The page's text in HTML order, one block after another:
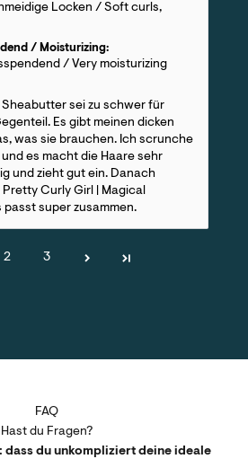
Locken / Soft curls,
/ Moisturizing:
/ Very moisturizing
Sheabutter sei zu schwer für
Es gibt meinen dicken
was sie brauchen. Ich scrunche
es macht die Haare sehr
und zieht gut ein. Danach
Curly Girl | Magical
passt super zusammen.
2 3
FAQ
Hast du Fragen?
dass du unkompliziert deine ideale